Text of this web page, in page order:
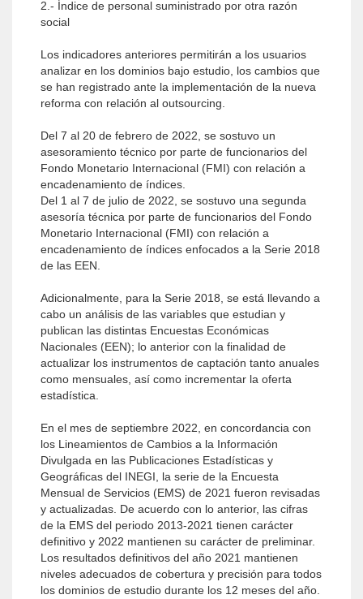
2.- Índice de personal suministrado por otra razón
social
Los indicadores anteriores permitirán a los usuarios
analizar en los dominios bajo estudio, los cambios que
se han registrado ante la implementación de la nueva
reforma con relación al outsourcing.
Del 7 al 20 de febrero de 2022, se sostuvo un
asesoramiento técnico por parte de funcionarios del
Fondo Monetario Internacional (FMI) con relación a
encadenamiento de índices.
Del 1 al 7 de julio de 2022, se sostuvo una segunda
asesoría técnica por parte de funcionarios del Fondo
Monetario Internacional (FMI) con relación a
encadenamiento de índices enfocados a la Serie 2018
de las EEN.
Adicionalmente, para la Serie 2018, se está llevando a
cabo un análisis de las variables que estudian y
publican las distintas Encuestas Económicas
Nacionales (EEN); lo anterior con la finalidad de
actualizar los instrumentos de captación tanto anuales
como mensuales, así como incrementar la oferta
estadística.
En el mes de septiembre 2022, en concordancia con
los Lineamientos de Cambios a la Información
Divulgada en las Publicaciones Estadísticas y
Geográficas del INEGI, la serie de la Encuesta
Mensual de Servicios (EMS) de 2021 fueron revisadas
y actualizadas. De acuerdo con lo anterior, las cifras
de la EMS del periodo 2013-2021 tienen carácter
definitivo y 2022 mantienen su carácter de preliminar.
Los resultados definitivos del año 2021 mantienen
niveles adecuados de cobertura y precisión para todos
los dominios de estudio durante los 12 meses del año.